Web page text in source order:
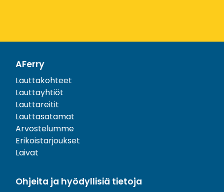
AFerry
Lauttakohteet
Lauttayhtiöt
Lauttareitit
Lauttasatamat
Arvostelumme
Erikoistarjoukset
Laivat
Ohjeita ja hyödyllisiä tietoja